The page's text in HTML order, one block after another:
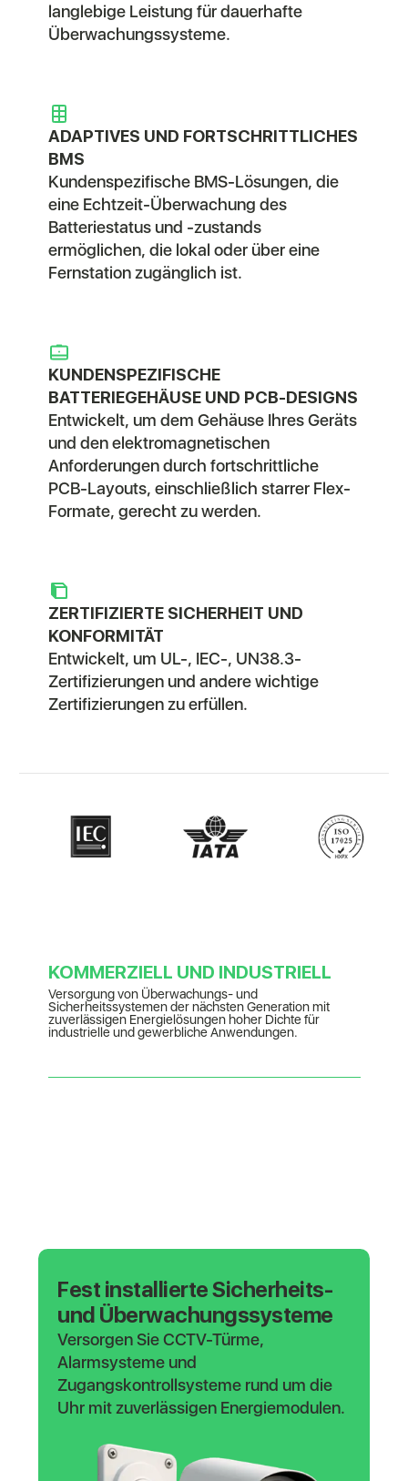
langlebige Leistung für dauerhafte
Überwachungssysteme.
ADAPTIVES UND FORTSCHRITTLICHES
BMS
Kundenspezifische BMS-Lösungen, die
eine Echtzeit-Überwachung des
Batteriestatus und -zustands
ermöglichen, die lokal oder über eine
Fernstation zugänglich ist.
KUNDENSPEZIFISCHE
BATTERIEGEHÄUSE UND PCB-DESIGNS
Entwickelt, um dem Gehäuse Ihres Geräts
und den elektromagnetischen
Anforderungen durch fortschrittliche
PCB-Layouts, einschließlich starrer Flex-
Formate, gerecht zu werden.
ZERTIFIZIERTE SICHERHEIT UND
KONFORMITÄT
Entwickelt, um UL-, IEC-, UN38.3-
Zertifizierungen und andere wichtige
Zertifizierungen zu erfüllen.
KOMMERZIELL UND INDUSTRIELL
Versorgung von Überwachungs- und
Sicherheitssystemen der nächsten Generation mit
zuverlässigen Energielösungen hoher Dichte für
industrielle und gewerbliche Anwendungen.
Fest installierte Sicherheits-
und Überwachungssysteme
Versorgen Sie CCTV-Türme,
Alarmsysteme und
Zugangskontrollsysteme rund um die
Uhr mit zuverlässigen Energiemodulen.